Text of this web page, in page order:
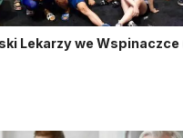
Lekarzy we